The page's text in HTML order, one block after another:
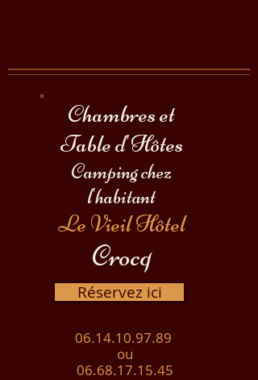
Chambres et
Tabled'Hôtes
Camping chez
l'habitant
Le Vieil Hôtel
Crocq
Réservez ici
06.14.10.97.89
ou
06.68.17.15.45